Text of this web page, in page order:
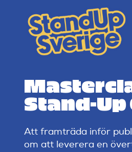
content
Stand-Up
Att framträda inför
om att leverera en